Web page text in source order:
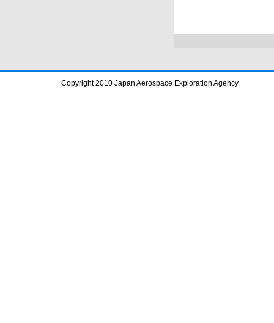
Copyright 2010 Japan Aerospace Exploration Agency